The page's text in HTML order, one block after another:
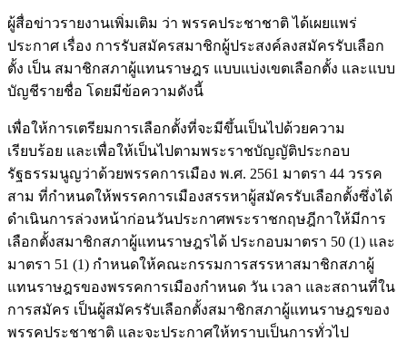
ผู้สื่อข่าวรายงานเพิ่มเติม ว่า พรรคประชาชาติ ได้เผยแพร่
ประกาศ เรื่อง การรับสมัครสมาชิกผู้ประสงค์ลงสมัครรับเลือก
ตั้ง เป็น สมาชิกสภาผู้แทนราษฎร แบบแบ่งเขตเลือกตั้ง และแบบ
บัญชีรายชื่อ โดยมีข้อความดังนี้
เพื่อให้การเตรียมการเลือกตั้งที่จะมีขึ้นเป็นไปด้วยความ
เรียบร้อย และเพื่อให้เป็นไปตามพระราชบัญญัติประกอบ
รัฐธรรมนูญว่าด้วยพรรคการเมือง พ.ศ. 2561 มาตรา 44 วรรค
สาม ที่กำหนดให้พรรคการเมืองสรรหาผู้สมัครรับเลือกตั้งซึ่งได้
ดำเนินการล่วงหน้าก่อนวันประกาศพระราชกฤษฎีกาให้มีการ
เลือกตั้งสมาชิกสภาผู้แทนราษฎรได้ ประกอบมาตรา 50 (1) และ
มาตรา 51 (1) กำหนดให้คณะกรรมการสรรหาสมาชิกสภาผู้
แทนราษฎรของพรรคการเมืองกำหนด วัน เวลา และสถานที่ใน
การสมัคร เป็นผู้สมัครรับเลือกตั้งสมาชิกสภาผู้แทนราษฎรของ
พรรคประชาชาติ และจะประกาศให้ทราบเป็นการทั่วไป